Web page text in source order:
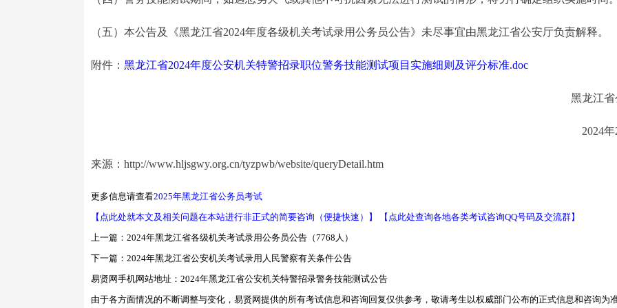
（五）本公告及《黑龙江省2024年度各级机关考试录用公务员公告》未尽事宜由黑龙江省公安厅负责解释。
附件： 黑龙江省2024年度公安机关特警招录职位警务技能测试项目实施细则及评分标准.doc
黑龙江
2024年
来源：http://www.hljsgwy.org.cn/tyzpwb/website/queryDetail.htm
更多信息请查看2025年黑龙江省公务员考试
【点此处就本文及相关问题在本站进行非正式的简要咨询（便捷快速）】
【点此处查询各地各类考试咨询QQ号码及交流群】
上一篇： 2024年黑龙江省各级机关考试录用公务员公告（7768人）
下一篇： 2024年黑龙江省公安机关考试录用人民警察有关条件公告
易贤网手机网站地址： 2024年黑龙江省公安机关特警招录警务技能测试公告
由于各方面情况的不断调整与变化，易贤网提供的所有考试信息和咨询回复仅供参考，敬请考生以权威部门公布的正式信息和咨询为